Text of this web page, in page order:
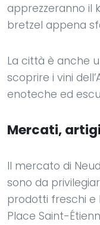
apprezzeranno il
bretzel appena
La città è anche
scoprire i vini
enoteche ed
Mercati,
Il mercato di
sono da
prodotti freschi e
Place Saint-